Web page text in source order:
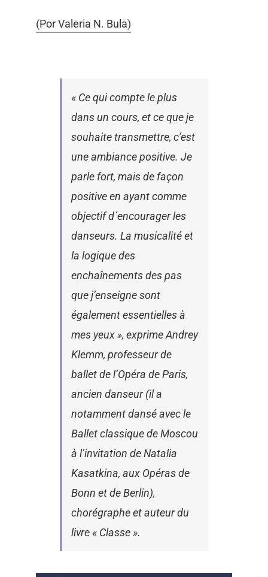
(Por Valeria N. Bula)
« Ce qui compte le plus
dans un cours, et ce que je
souhaite transmettre, c’est
une ambiance positive. Je
parle fort, mais de façon
positive en ayant comme
objectif d´encourager les
danseurs. La musicalité et
la logique des
enchaînements des pas
que j’enseigne sont
également essentielles à
mes yeux », exprime Andrey
Klemm, professeur de
ballet de l’Opéra de Paris,
ancien danseur (il a
notamment dansé avec le
Ballet classique de Moscou
à l’invitation de Natalia
Kasatkina, aux Opéras de
Bonn et de Berlin),
chorégraphe et auteur du
livre « Classe ».